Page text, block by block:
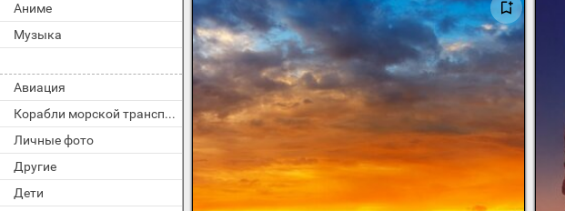
Аниме
Музыка
Авиация
Корабли морской транспорт
Личные фото
Другие
Дети